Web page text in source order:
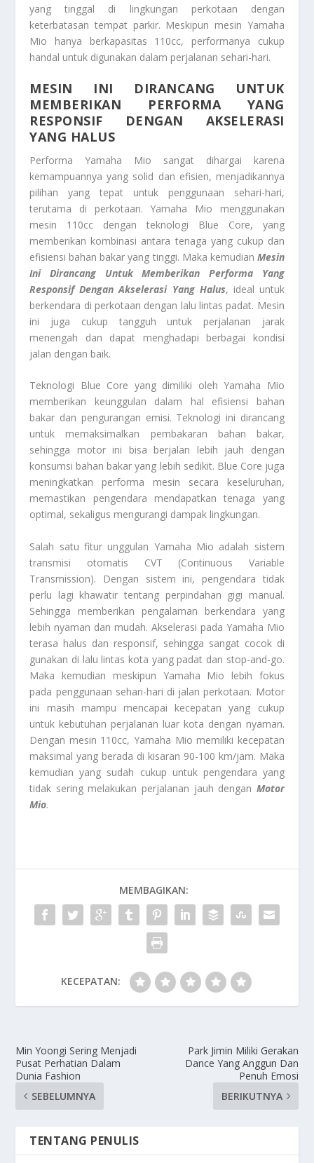
yang tinggal di lingkungan perkotaan dengan
keterbatasan tempat parkir. Meskipun mesin Yamaha
Mio hanya berkapasitas 110cc, performanya cukup
handal untuk digunakan dalam perjalanan sehari-hari.
MESIN INI DIRANCANG UNTUK
MEMBERIKAN PERFORMA YANG
RESPONSIF DENGAN AKSELERASI
YANG HALUS
Performa Yamaha Mio sangat dihargai karena
kemampuannya yang solid dan efisien, menjadikannya
pilihan yang tepat untuk penggunaan sehari-hari,
terutama di perkotaan. Yamaha Mio menggunakan
mesin 110cc dengan teknologi Blue Core, yang
memberikan kombinasi antara tenaga yang cukup dan
efisiensi bahan bakar yang tinggi. Maka kemudian Mesin
Ini Dirancang Untuk Memberikan Performa Yang
Responsif Dengan Akselerasi Yang Halus, ideal untuk
berkendara di perkotaan dengan lalu lintas padat. Mesin
ini juga cukup tangguh untuk perjalanan jarak
menengah dan dapat menghadapi berbagai kondisi
jalan dengan baik.
Teknologi Blue Core yang dimiliki oleh Yamaha Mio
memberikan keunggulan dalam hal efisiensi bahan
bakar dan pengurangan emisi. Teknologi ini dirancang
untuk memaksimalkan pembakaran bahan bakar,
sehingga motor ini bisa berjalan lebih jauh dengan
konsumsi bahan bakar yang lebih sedikit. Blue Core juga
meningkatkan performa mesin secara keseluruhan,
memastikan pengendara mendapatkan tenaga yang
optimal, sekaligus mengurangi dampak lingkungan.
Salah satu fitur unggulan Yamaha Mio adalah sistem
transmisi otomatis CVT (Continuous Variable
Transmission). Dengan sistem ini, pengendara tidak
perlu lagi khawatir tentang perpindahan gigi manual.
Sehingga memberikan pengalaman berkendara yang
lebih nyaman dan mudah. Akselerasi pada Yamaha Mio
terasa halus dan responsif, sehingga sangat cocok di
gunakan di lalu lintas kota yang padat dan stop-and-go.
Maka kemudian meskipun Yamaha Mio lebih fokus
pada penggunaan sehari-hari di jalan perkotaan. Motor
ini masih mampu mencapai kecepatan yang cukup
untuk kebutuhan perjalanan luar kota dengan nyaman.
Dengan mesin 110cc, Yamaha Mio memiliki kecepatan
maksimal yang berada di kisaran 90-100 km/jam. Maka
kemudian yang sudah cukup untuk pengendara yang
tidak sering melakukan perjalanan jauh dengan Motor
Mio.
MEMBAGIKAN:
KECEPATAN:
Min Yoongi Sering Menjadi
Pusat Perhatian Dalam
Dunia Fashion
SEBELUMNYA
Park Jimin Miliki Gerakan
Dance Yang Anggun Dan
Penuh Emosi
BERIKUTNYA
TENTANG PENULIS